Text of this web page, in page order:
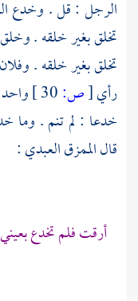
الرجل : قل . وخدع
تخلق بغير خلقه .
تخلق بغير خلقه .
رأي[ص:
خدعا : لم تنم . وما
قالالممزق العبدي:
أرقت فلم تخدع